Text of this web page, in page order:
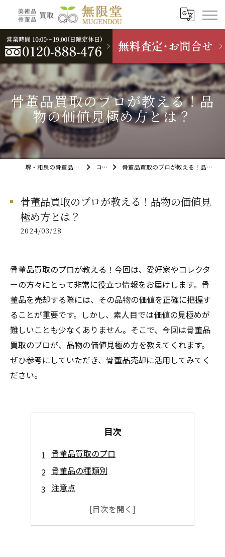
骨董品買取のプロが教える！品
物の価値見極め方とは？
堺・和泉の骨董品買取なら無限堂 コラム 骨董品買取のプロが教える！品物の価値見極め方とは？
骨董品買取のプロが教える！品物の価値見
極め方とは？
2024/03/28
骨董品買取のプロが教える！今回は、愛好家やコレクタ
ーの方々にとって非常に役立つ情報をお届けします。骨
董品を売却する際には、その品物の価値を正確に把握す
ることが重要です。しかし、素人目では価値の見極めが
難しいことも少なくありません。そこで、今回は骨董品
買取のプロが、品物の価値見極め方を教えてくれます。
ぜひ参考にしていただき、骨董品売却に活用してみてく
ださい。
目次
骨董品買取のプロ
骨董品の種類別
注意点